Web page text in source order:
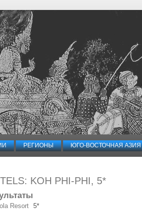
РЕГИОНЫ ЮГО-ВОСТОЧНАЯ АЗИЯ
KOH PHI-PHI, 5*
Resort 5*